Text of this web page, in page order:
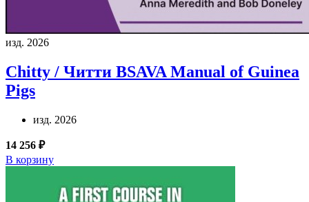
изд. 2026
Chitty / Читти BSAVA Manual of Guinea
Pigs
изд. 2026
14 256 ₽
В корзину